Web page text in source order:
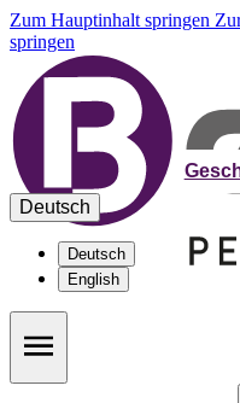
Zum Hauptinhalt springen
springen
Deutsch
Deutsch
English